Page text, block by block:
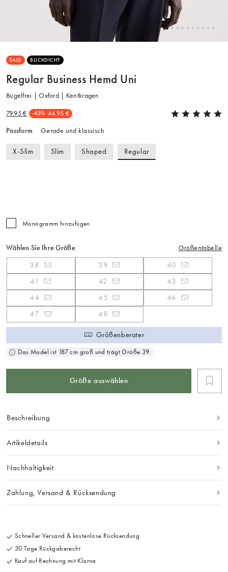
SALE BLICKDICHT
Regular Business Hemd Uni
Bügelfrei | Oxford | Kentkragen
79.95 € -43% 44.95 €
Passform Gerade und klassisch
X-Slim Slim Shaped Regular
Monogramm hinzufügen
Wählen Sie Ihre Größe Größentabelle
38 39
40
41
42
43
44
45
46
47
48
Größenberater
Das Model ist 187 cm groß und trägt Größe 39.
Größe auswählen
Beschreibung
Artikeldetails
Nachhaltigkeit
Zahlung, Versand & Rücksendung
Schneller Versand & kostenlose Rücksendung
30 Tage Rückgaberecht
Kauf auf Rechnung mit Klarna